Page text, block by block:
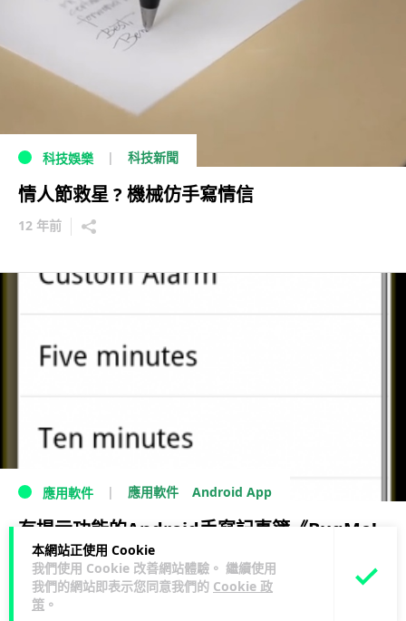
本網站正使用 Cookie
我們使用 Cookie 改善網站體驗。 繼續使用
我們的網站即表示您同意我們的 Cookie 政
策 。
科技娛樂 科技新聞
情人節救星 ? 機械仿手寫情信
12 年前
應用軟件 應用軟件 Android App
有提示功能的Android手寫記事簿《BugMe!
Lite》
16 年前